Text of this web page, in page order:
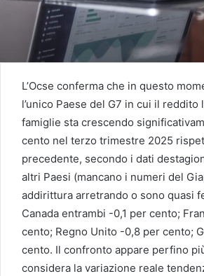
L’Ocse conferma che in questo
l’unico Paese del G7 in cui il
famiglie sta crescendo
cento nel terzo trimestre 2025
precedente, secondo i dati
altri Paesi (mancano i numeri del
addirittura arretrando o sono quasi
Canada entrambi -0,1 per cento;
cento; Regno Unito -0,8 per cento;
cento. Il confronto appare perfino
considera la variazione reale